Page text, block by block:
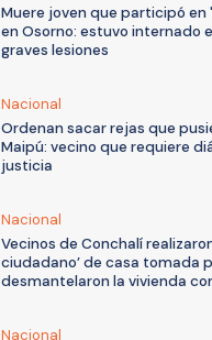
Muere joven que participó en
en Osorno: estuvo internado
graves lesiones
Nacional
Ordenan sacar rejas que
Maipú: vecino que requiere
justicia
Nacional
Vecinos de Conchalí
ciudadano’ de casa tomada
desmantelaron la vivienda
Nacional